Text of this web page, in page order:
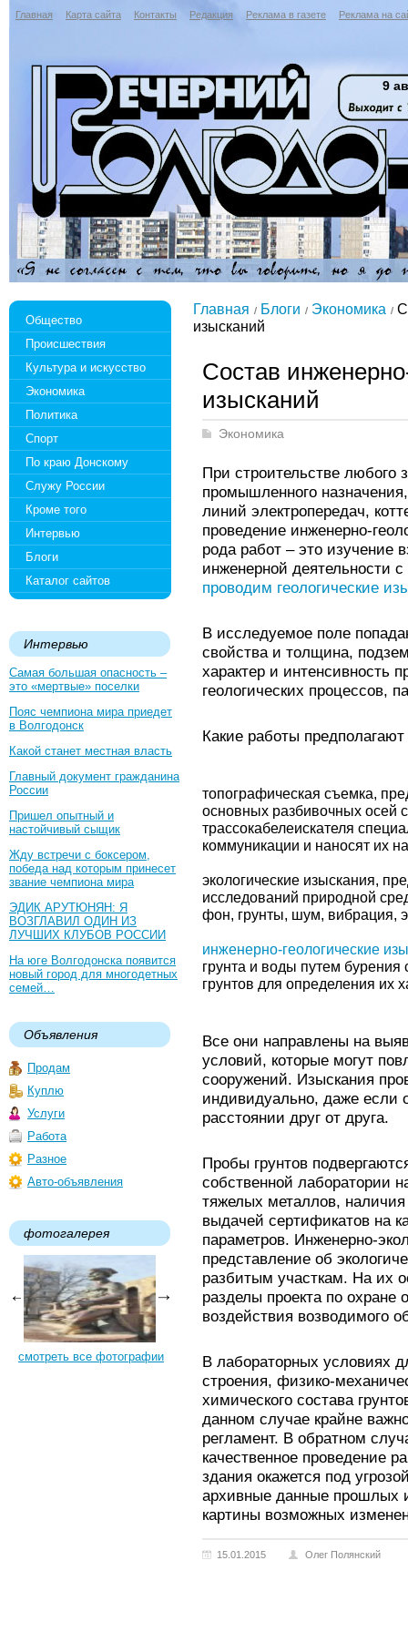
Главная Карта сайта Контакты Редакция Реклама в газете Реклама на
9
Общество
Происшествия
Культура и искусство
Экономика
Политика
Спорт
По краю Донскому
Служу России
Кроме того
Интервью
Блоги
Каталог сайтов
Интервью
Самая большая опасность –
это «мертвые» поселки
Пояс чемпиона мира приедет
в Волгодонск
Какой станет местная власть
Главный документ гражданина
России
Пришел опытный и
настойчивый сыщик
Жду встречи с боксером,
победа над которым принесет
звание чемпиона мира
ЭДИК АРУТЮНЯН: Я
ВОЗГЛАВИЛ ОДИН ИЗ
ЛУЧШИХ КЛУБОВ РОССИИ
На юге Волгодонска появится
новый город для многодетных
семей…
Объявления
Продам
Куплю
Услуги
Работа
Разное
Авто-объявления
фотогалерея
смотреть все фотографии
Главная Блоги Экономика
изысканий
Состав
изысканий
Экономика
При строительстве любого
промышленного
линий электропередач,
проведение инженерно-
рода работ – это изучение
инженерной деятельности
проводим геологические
В исследуемое поле
свойства и толщина,
характер и интенсивность
геологических процессов,
Какие работы
топографическая съемка,
основных разбивочных
трассокабелеискателя
коммуникации и наносят их
экологические изыскания,
исследований природной
фон, грунты, шум, вибрация,
инженерно-геологические
грунта и воды путем
грунтов для определения их
Все они направлены на
условий, которые могут
сооружений. Изыскания
индивидуально, даже если
расстоянии друг от друга.
Пробы грунтов
собственной лаборатории
тяжелых металлов,
выдачей сертификатов на
параметров. Инженерно-
представление об
разбитым участкам. На их
разделы проекта по
воздействия возводимого
В лабораторных условиях
строения, физико-
химического состава
данном случае крайне
регламент. В обратном
качественное проведение
здания окажется под
архивные данные прошлых
картины возможных
15.01.2015 Олег Полянский